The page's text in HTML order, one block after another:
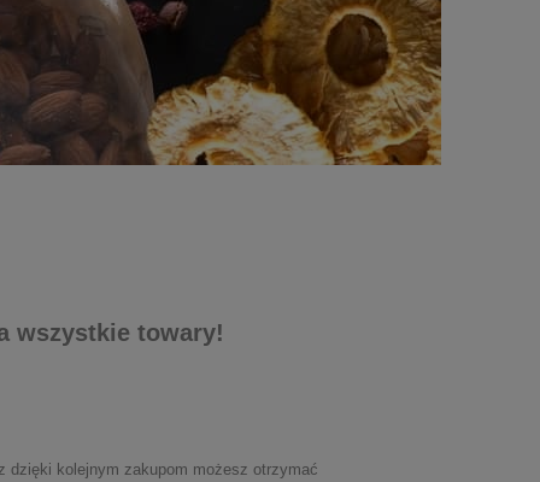
wszystkie towary!
dzięki kolejnym zakupom możesz otrzymać